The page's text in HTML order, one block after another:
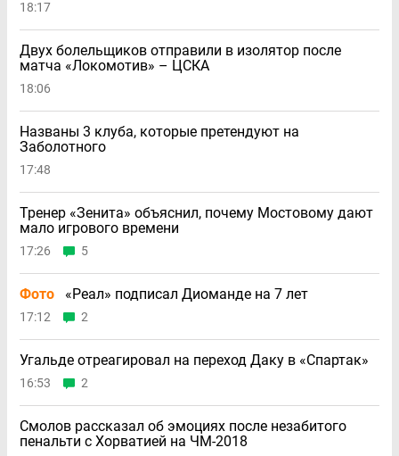
18:17
Двух болельщиков отправили в изолятор после
матча «Локомотив» – ЦСКА
18:06
Названы 3 клуба, которые претендуют на
Заболотного
17:48
Тренер «Зенита» объяснил, почему Мостовому дают
мало игрового времени
17:26 5
Фото «Реал» подписал Диоманде на 7 лет
17:12 2
Угальде отреагировал на переход Даку в «Спартак»
16:53 2
Смолов рассказал об эмоциях после незабитого
пенальти с Хорватией на ЧМ-2018